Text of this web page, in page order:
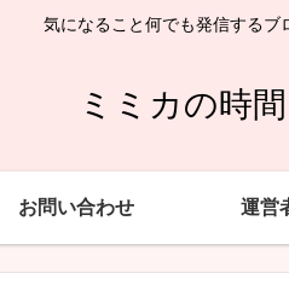
気になること何でも発信するブ
ミミカの時間
お問い合わせ 運営